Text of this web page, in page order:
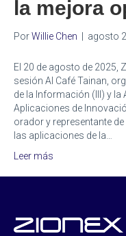
la mejora
PorWillie Chen agosto
El 20 de agosto de 2025,
sesión AI Café Tainan,
de la Información (III) y
Aplicaciones de
orador y representante
las aplicaciones de la…
Leer más